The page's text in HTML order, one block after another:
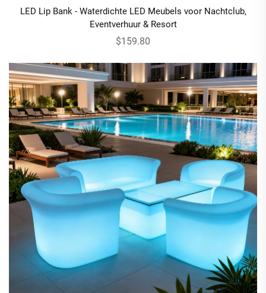
LED Lip Bank - Waterdichte LED Meubels voor Nachtclub,
Eventverhuur & Resort
$159.80